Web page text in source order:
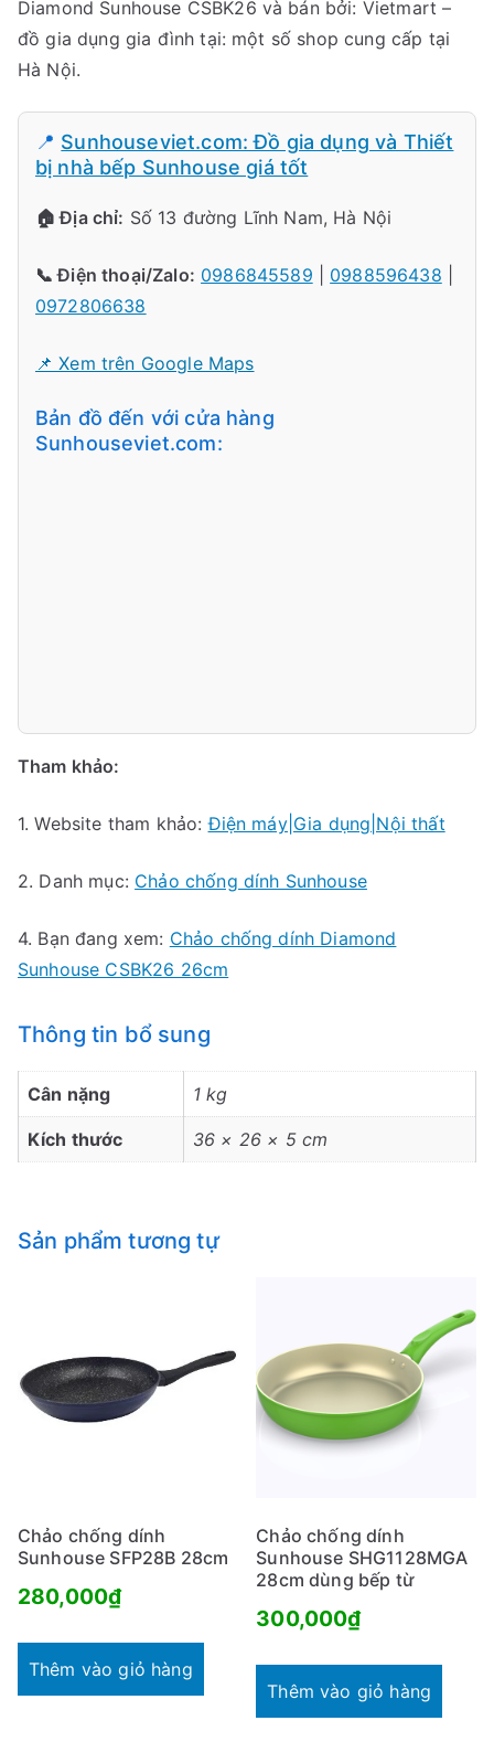
Diamond Sunhouse CSBK26 và bán bởi: Vietmart –
đồ gia dụng gia đình tại: một số shop cung cấp tại
Hà Nội.
📍 Sunhouseviet.com: Đồ gia dụng và Thiết
bị nhà bếp Sunhouse giá tốt
🏠 Địa chỉ: Số 13 đường Lĩnh Nam, Hà Nội
📞 Điện thoại/Zalo: 0986845589 0988596438
0972806638
📌 Xem trên Google Maps
Bản đồ đến với cửa hàng
Sunhouseviet.com:
Tham khảo:
1. Website tham khảo:Điện máy|Gia dụng|Nội thất
2. Danh mục: Chảo chống dính Sunhouse
4. Bạn đang xem: Chảo chống dính Diamond
Sunhouse CSBK26 26cm
Thông tin bổ sung
Cân nặng 1 kg
Kích thước 36 × 26 × 5 cm
Sản phẩm tương tự
Chảo chống dính
Sunhouse SFP28B 28cm
280,000₫
Thêm vào giỏ hàng
Chảo chống dính
Sunhouse SHG1128MGA
28cm dùng bếp từ
300,000₫
Thêm vào giỏ hàng